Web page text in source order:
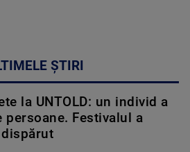
ȘTIRI
la UNTOLD: un individ a
persoane. Festivalul a